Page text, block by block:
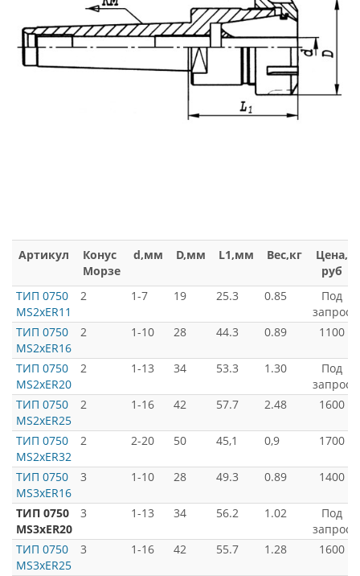
Артикул
Конус
Морзе
d,мм D,мм L1,мм Вес,кг
Цена,
руб
ТИП 0750
MS2xER11
2 1-7 19 25.3 0.85
Под
запрос
ТИП 0750
MS2xER16
2 1-10 28 44.3 0.89 1100
ТИП 0750
MS2xER20
2 1-13 34 53.3 1.30
Под
запрос
ТИП 0750
MS2xER25
2 1-16 42 57.7 2.48 1600
ТИП 0750
MS2xER32
2 2-20 50 45,1 0,9 1700
ТИП 0750
MS3xER16
3 1-10 28 49.3 0.89 1400
ТИП 0750
MS3xER20
3 1-13 34 56.2 1.02
Под
запрос
ТИП 0750
MS3xER25
3 1-16 42 55.7 1.28 1600